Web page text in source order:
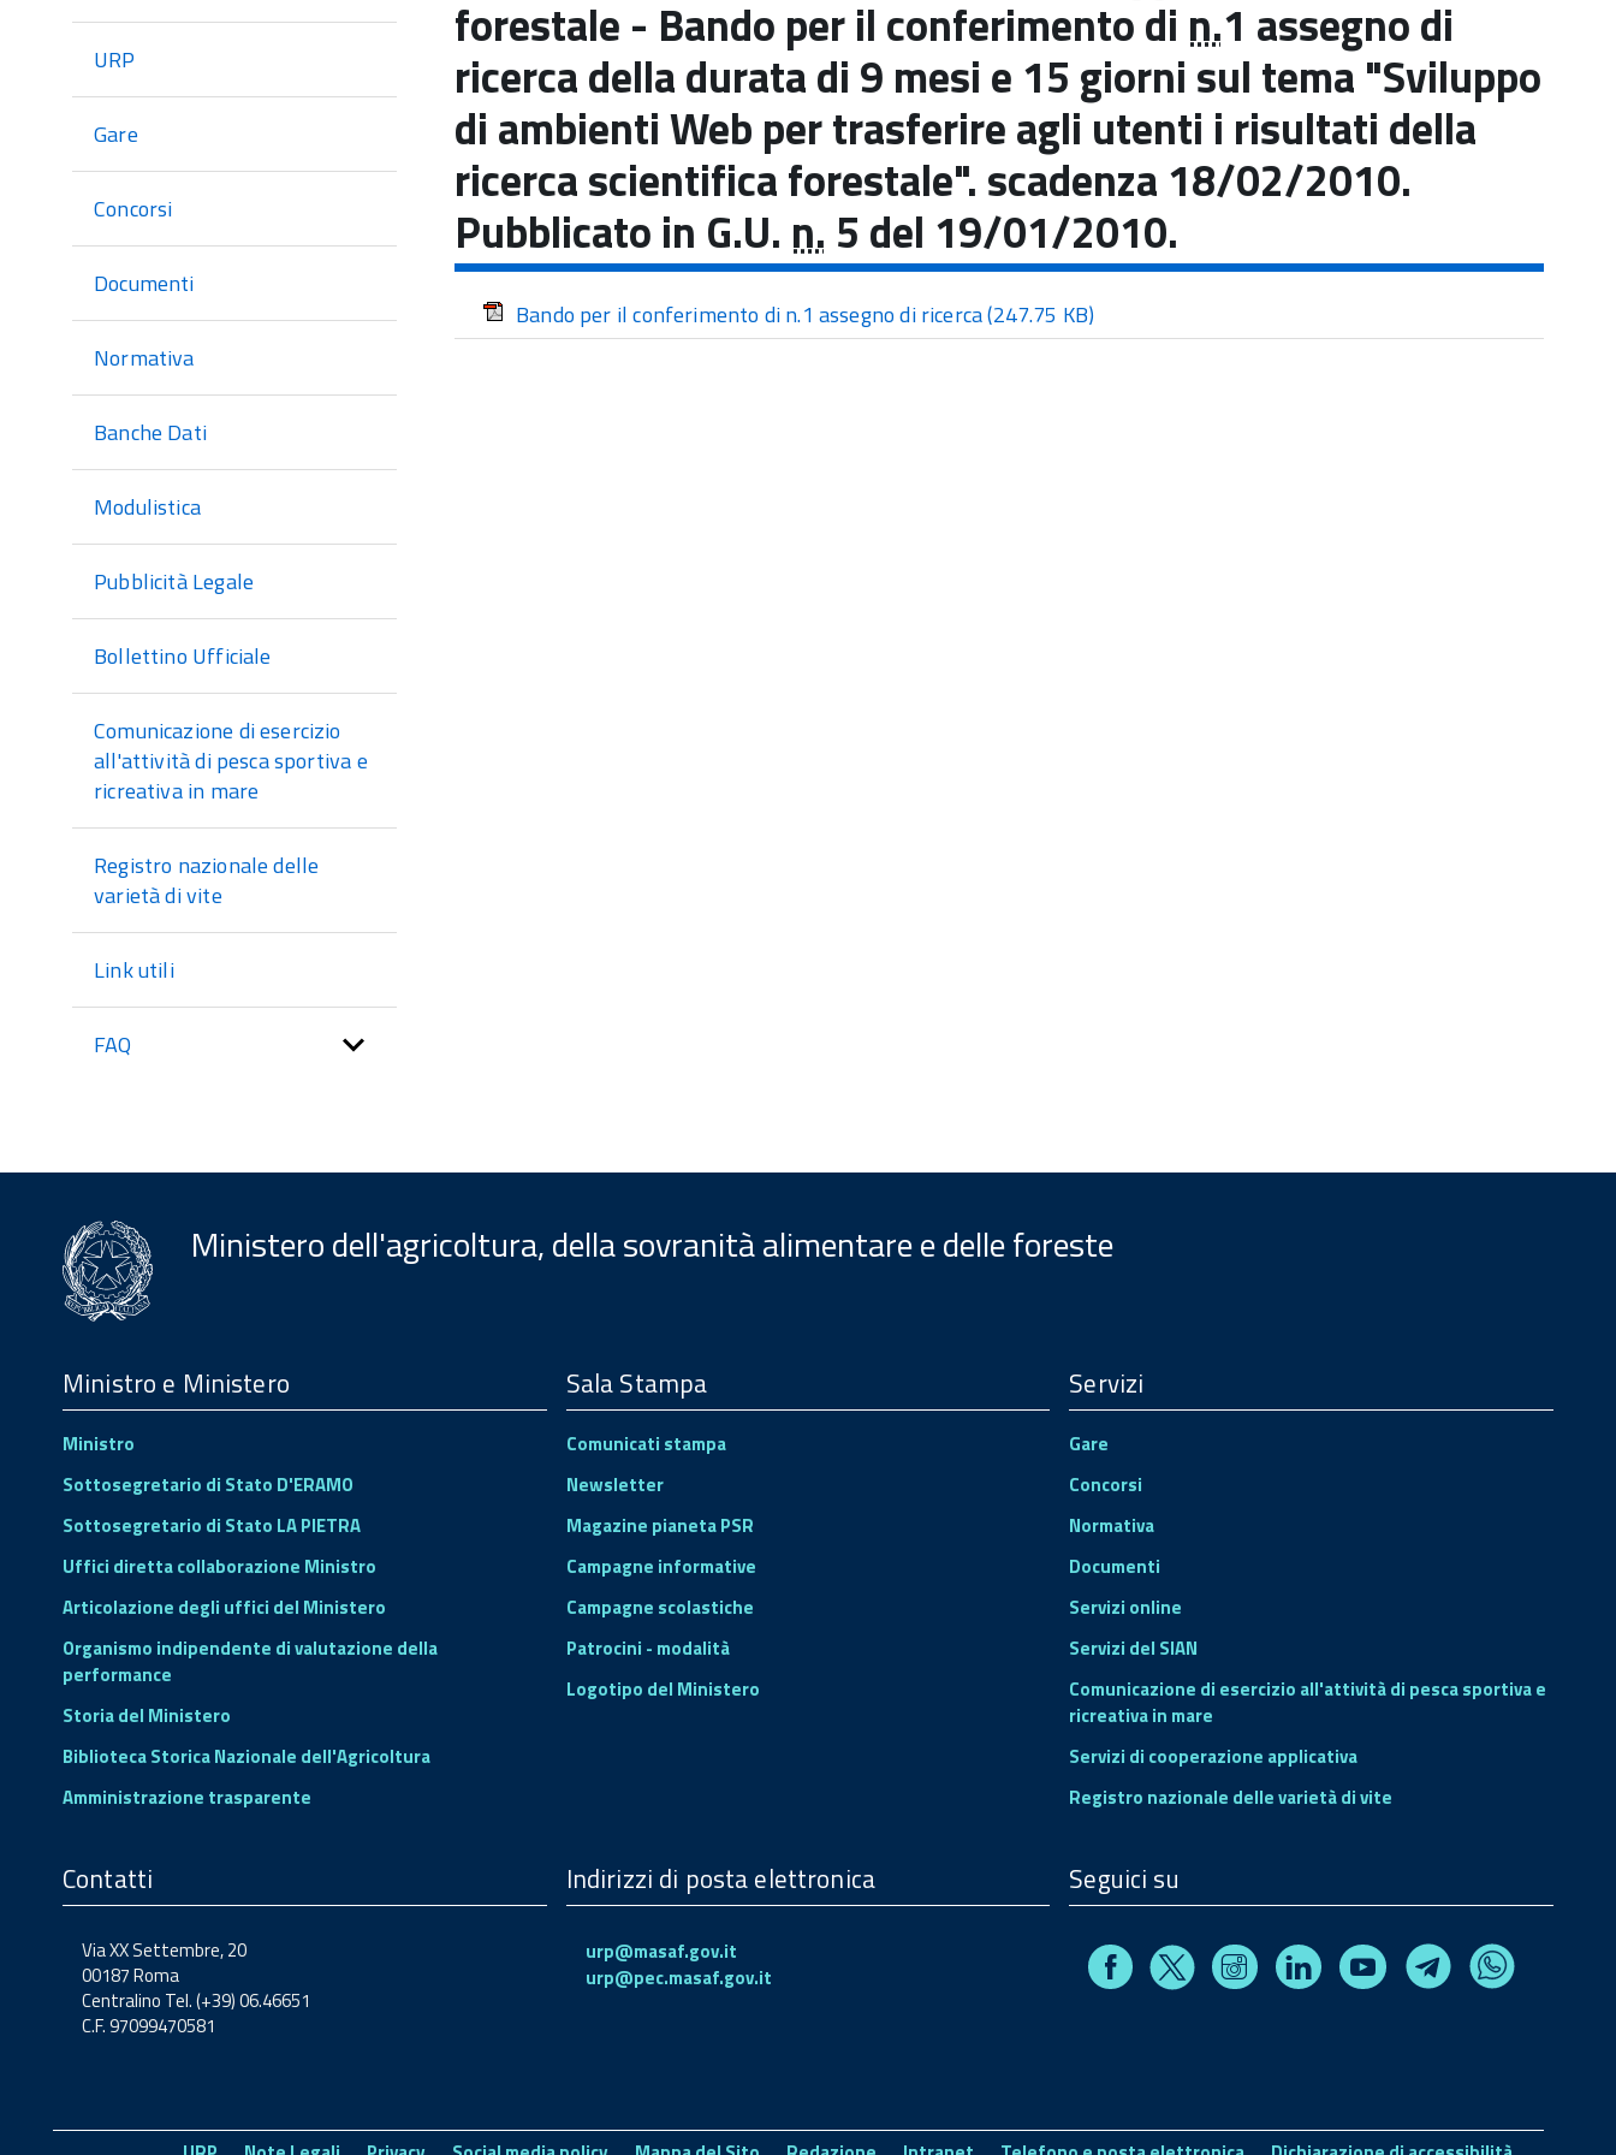
sezione
URP
Gare
Concorsi
Documenti
Normativa
Banche Dati
Modulistica
Pubblicità Legale
Bollettino Ufficiale
Comunicazione di esercizio
all'attività di pesca sportiva e
ricreativa in mare
Registro nazionale delle
varietà di vite
Link utili
FAQ
forestale - Bando per il conferimento di n.1 assegno di
ricerca della durata di 9 mesi e 15 giorni sul tema "Sviluppo
di ambienti Web per trasferire agli utenti i risultati della
ricerca scientifica forestale". scadenza 18/02/2010.
Pubblicato in G.U. n. 5 del 19/01/2010.
Bando per il conferimento di n.1 assegno di ricerca(247.75 KB)
Ministero dell'agricoltura, della sovranità alimentare e delle foreste
Footer
Ministro e Ministero
Ministro
Sottosegretario di Stato D'ERAMO
Sottosegretario di Stato LA PIETRA
Uffici diretta collaborazione Ministro
Articolazione degli uffici del Ministero
Organismo indipendente di valutazione della
performance
Storia del Ministero
Biblioteca Storica Nazionale dell'Agricoltura
Amministrazione trasparente
Sala Stampa
Comunicati stampa
Newsletter
Magazine pianeta PSR
Campagne informative
Campagne scolastiche
Patrocini - modalità
Logotipo del Ministero
Servizi
Gare
Concorsi
Normativa
Documenti
Servizi online
Servizi del SIAN
Comunicazione di esercizio all'attività di pesca sportiva e
ricreativa in mare
Servizi di cooperazione applicativa
Registro nazionale delle varietà di vite
Contatti
Via XX Settembre, 20
00187 Roma
Centralino Tel. (+39) 06.46651
C.F. 97099470581
Indirizzi di posta elettronica
urp@masaf.gov.it
urp@pec.masaf.gov.it
Seguici su
Facebook
X InstagramLinkedinYoutube TelegramWhatsapp